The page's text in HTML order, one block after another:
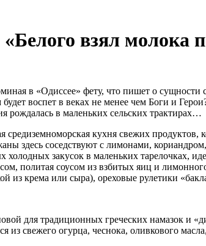
взял молока
в «Одиссее» фету, что пишет о
воспет в веках не менее чем Боги и
рождалась в маленьких сельских трактирах…
средиземноморская кухня свежих продуктов,
здесь соседствуют с лимонами,
закусок в маленьких тарелочках,
политая соусом из взбитых яиц и
из крема или сыра), ореховые рулетики
для традиционных греческих намазок и
из свежего огурца, чеснока, оливкового